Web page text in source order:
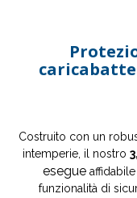
Costruito con un
intemperie, il nostro
esegueaffidabile
funzionalità di